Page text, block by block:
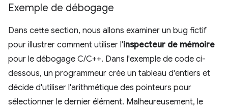
Exemple de débogage
Dans cette section, nous allons examiner un bug fictif
pour illustrer comment utiliser l'inspecteur de mémoire
pour le débogage C/C++. Dans l'exemple de code ci-
dessous, un programmeur crée un tableau d'entiers et
décide d'utiliser l'arithmétique des pointeurs pour
sélectionner le dernier élément. Malheureusement, le